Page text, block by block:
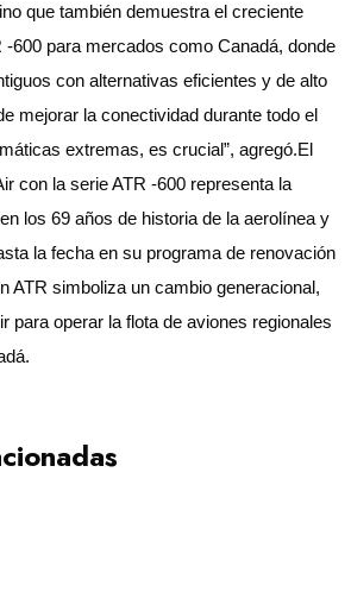
que también demuestra el creciente
-600 para mercados como Canadá, donde
con alternativas eficientes y de alto
mejorar la conectividad durante todo el
extremas, es crucial”, agregó.El
con la serie ATR -600 representa la
los 69 años de historia de la aerolínea y
la fecha en su programa de renovación
ATR simboliza un cambio generacional,
para operar la flota de aviones regionales